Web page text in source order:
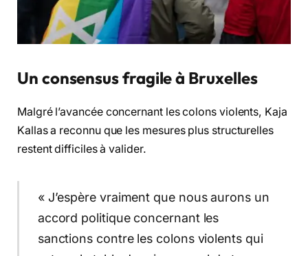
Un consensus fragile à Bruxelles
Malgré l’avancée concernant les colons violents, Kaja
Kallas a reconnu que les mesures plus structurelles
restent difficiles à valider.
« J’espère vraiment que nous aurons un
accord politique concernant les
sanctions contre les colons violents qui